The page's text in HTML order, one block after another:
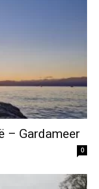
– Gardameer
0